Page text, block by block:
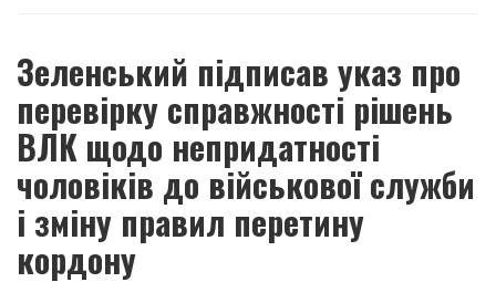
Зеленський підписав указ про
перевірку справжності рішень
ВЛК щодо непридатності
чоловіків до військової служби
і зміну правил перетину
кордону